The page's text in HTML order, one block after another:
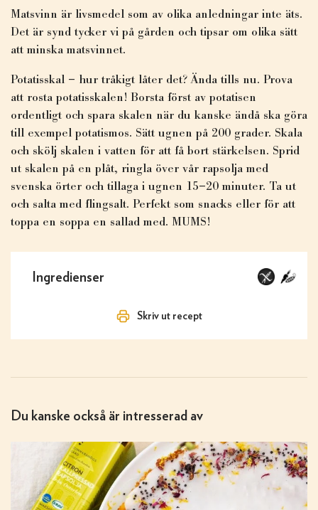
Matsvinn är livsmedel som av olika anledningar inte äts.
Det är synd tycker vi på gården och tipsar om olika sätt
att minska matsvinnet.
Potatisskal – hur tråkigt låter det? Ända tills nu. Prova
att rosta potatisskalen! Borsta först av potatisen
ordentligt och spara skalen när du kanske ändå ska göra
till exempel potatismos. Sätt ugnen på 200 grader. Skala
och skölj skalen i vatten för att få bort stärkelsen. Sprid
ut skalen på en plåt, ringla över vår rapsolja med
svenska örter och tillaga i ugnen 15–20 minuter. Ta ut
och salta med flingsalt. Perfekt som snacks eller för att
toppa en soppa en sallad med. MUMS!
Ingredienser
Skriv ut recept
Du kanske också är intresserad av